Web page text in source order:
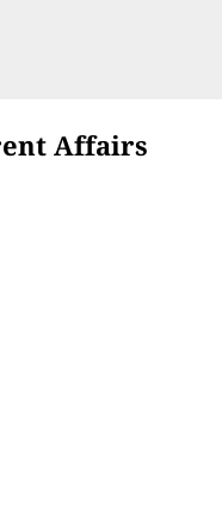
Affairs